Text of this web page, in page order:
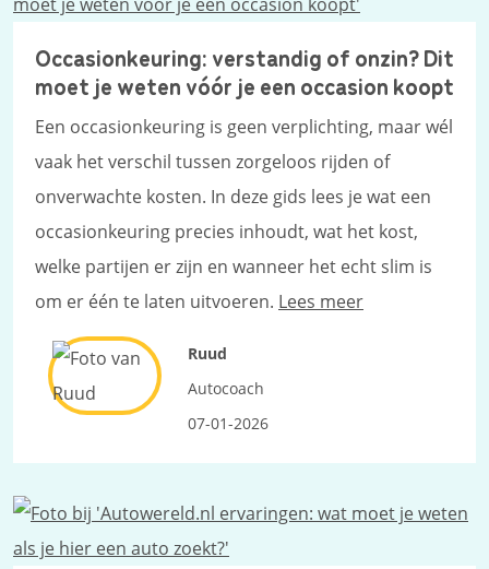
Occasionkeuring: verstandig of onzin? Dit
moet je weten vóór je een occasion koopt
Een occasionkeuring is geen verplichting, maar wél
vaak het verschil tussen zorgeloos rijden of
onverwachte kosten. In deze gids lees je wat een
occasionkeuring precies inhoudt, wat het kost,
welke partijen er zijn en wanneer het echt slim is
om er één te laten uitvoeren. Lees meer
Ruud
Autocoach
07-01-2026